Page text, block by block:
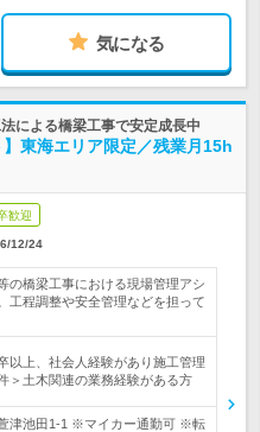
気になる
による橋梁工事で安定成長中
東海エリア限定／残業月15h
歓迎
12/24
の橋梁工事における現場管理アシ
工程調整や安全管理などを担って
以上、社会人経験があり施工管理
＞土木関連の業務経験がある方
津池田1-1 ※マイカー通勤可 ※転